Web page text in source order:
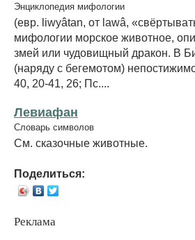
Энциклопедия мифологии
(евр. liwyâtan, от lawâ,
мифологии морское животное,
змей или чудовищный дракон. В
(наряду с бегемотом)
40, 20-41, 26; Пс....
Левиафан
Словарь символов
См. сказочные животные.
Поделиться:
Реклама